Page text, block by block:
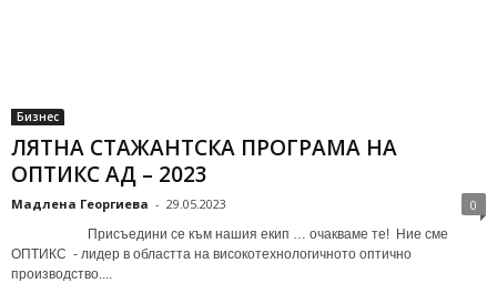
Бизнес
ЛЯТНА СТАЖАНТСКА ПРОГРАМА НА
ОПТИКС АД – 2023
Мадлена Георгиева - 29.05.2023 0
Присъедини се към нашия екип … очакваме те! Ние сме
ОПТИКС - лидер в областта на високотехнологичното оптично
производство....